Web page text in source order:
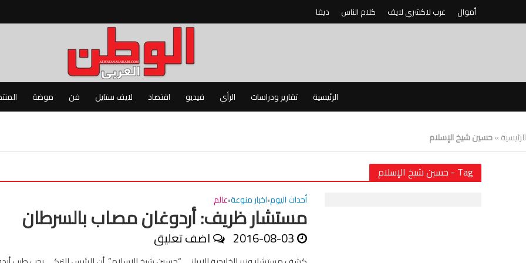
أموال عرب لاكشري لايف كلام الناس ديفا
الرئيسية تقارير ودراسات الرأي فيديو اقتصاد لايف ستايل فن موضة
الرئيسية»حسين شيخ الإسلام
Tag - حسين شيخ الإسلام
أحداث اليوم•اخبار منوعة•عالم
مستشار ظريف: أردوغان مصاب بالسرطان
2016-08-03 اضف تعليق